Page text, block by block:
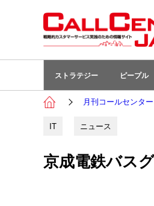
ストラテジー ピープル
月刊コールセンタ
IT ニュース
京成電鉄バス